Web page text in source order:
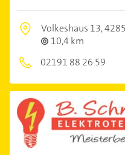
Volkeshaus 13,
10,4 km
02191 88 26 59